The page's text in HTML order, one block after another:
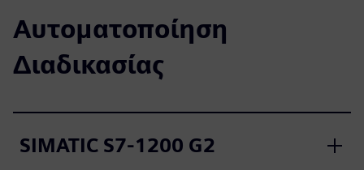
Αυτοματοποίηση
Διαδικασίας
SIMATIC S7-1200 G2